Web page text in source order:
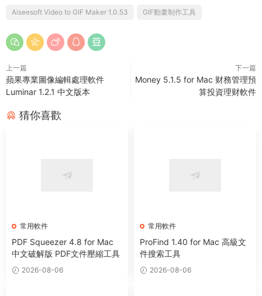
Aiseesoft Video to GIF Maker 1.0.53 GIF動畫制作工具
上一篇
蘋果專業圖像編輯處理軟件
Luminar 1.2.1 中文版本
下一篇
Money 5.1.5 for Mac 财務管理預
算投資理财軟件
猜你喜歡
常用軟件
PDF Squeezer 4.8 for Mac
中文破解版 PDF文件壓縮工具
2026-08-06
常用軟件
ProFind 1.40 for Mac 高級文
件搜索工具
2026-08-06